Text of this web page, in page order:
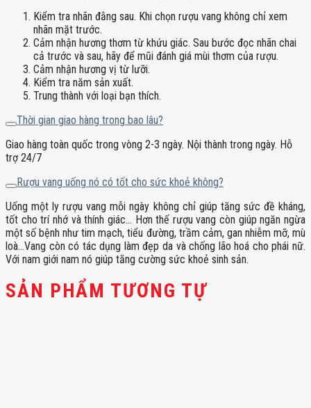
Kiểm tra nhãn đằng sau. Khi chọn rượu vang không chỉ xem
nhãn mặt trước.
Cảm nhận hương thơm từ khứu giác. Sau bước đọc nhãn chai
cả trước và sau, hãy để mũi đánh giá mùi thơm của rượu.
Cảm nhận hương vị từ lưỡi.
Kiểm tra năm sản xuất.
Trung thành với loại bạn thích.
Thời gian giao hàng trong bao lâu?
Giao hàng toàn quốc trong vòng 2-3 ngày. Nội thành trong ngày. Hỗ
trợ 24/7
Rượu vang uống nó có tốt cho sức khoẻ không?
Uống một ly rượu vang mỗi ngày không chỉ giúp tăng sức đề kháng,
tốt cho trí nhớ và thính giác… Hơn thế rượu vang còn giúp ngăn ngừa
một số bệnh như tim mạch, tiểu đường, trầm cảm, gan nhiễm mỡ, mù
loà…Vang còn có tác dụng làm đẹp da và chống lão hoá cho phái nữ.
Với nam giới nam nó giúp tăng cường sức khoẻ sinh sản.
SẢN PHẨM TƯƠNG TỰ